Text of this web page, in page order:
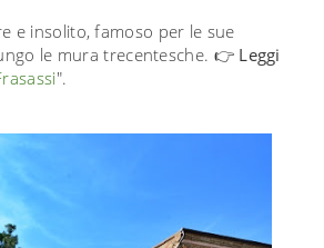
e insolito, famoso per le sue
le mura trecentesche. 👉 Leggi
".